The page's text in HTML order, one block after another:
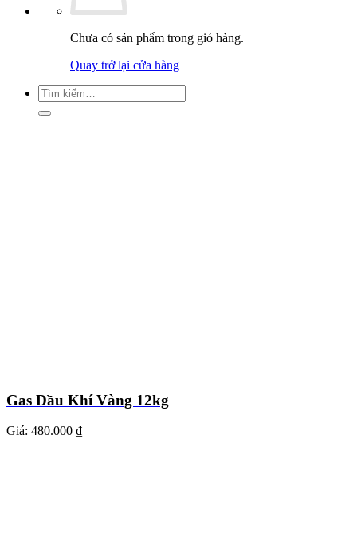
Chưa có sản phẩm trong giỏ hàng.
Quay trở lại cửa hàng
Tìm
kiếm:
Gas Dầu Khí Vàng 12kg
Giá: 480.000 ₫